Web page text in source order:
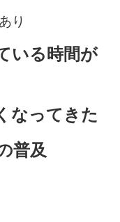
り
いる時間が
なってきた
普及